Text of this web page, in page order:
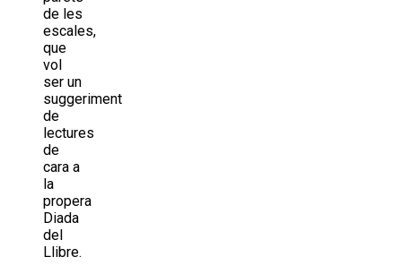
de les
escales,
que
vol
ser un
suggeriment
de
lectures
de
cara a
la
propera
Diada
del
Llibre.